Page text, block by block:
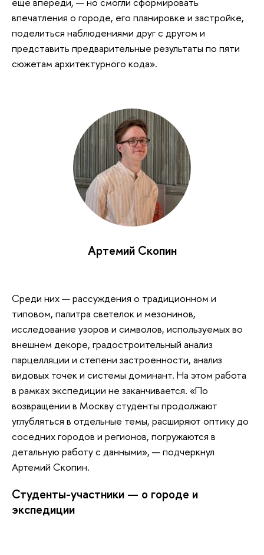
впечатления о городе, его планировке и застройке,
поделиться наблюдениями друг с другом и
представить предварительные результаты по пяти
сюжетам архитектурного кода».
Артемий Скопин
Среди них — рассуждения о традиционном и
типовом, палитра светелок и мезонинов,
исследование узоров и символов, используемых во
внешнем декоре, градостроительный анализ
парцелляции и степени застроенности, анализ
видовых точек и системы доминант. На этом работа
в рамках экспедиции не заканчивается. «По
возвращении в Москву студенты продолжают
углубляться в отдельные темы, расширяют оптику до
соседних городов и регионов, погружаются в
детальную работу с данными», — подчеркнул
Артемий Скопин.
Студенты-участники — о городе и
экспедиции